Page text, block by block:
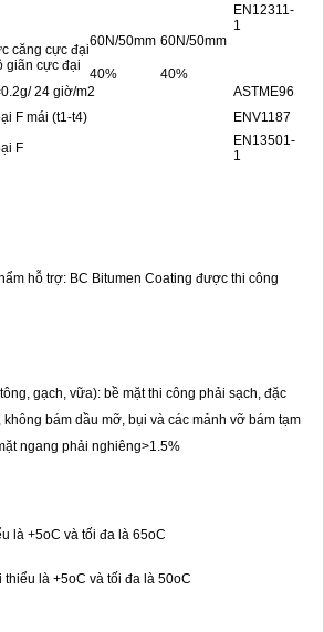
EN12311-
1
căng cực đại
giãn cực đại
60N/50mm
40%
60N/50mm
40%
24 giờ/m2
ASTME96
F mái (t1-t4)
ENV1187
F
EN13501-
1
hỗ trợ: BC Bitumen Coating được thi công
gạch, vữa): bề mặt thi công phải sạch, đặc
bám dầu mỡ, bụi và các mảnh vỡ bám tạm
ngang phải nghiêng>1.5%
là +5oC và tối đa là 65oC
là +5oC và tối đa là 50oC